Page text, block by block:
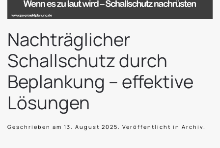
Nachträglicher
Schallschutz durch
Beplankung – effektive
Lösungen
Geschrieben am 13. August 2025 . Veröffentlicht in Archiv